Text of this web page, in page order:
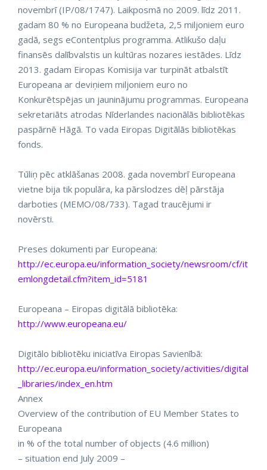
novembrī (IP/08/1747). Laikposmā no 2009. līdz 2011.
gadam 80 % no Europeana budžeta, 2,5 miljoniem euro
gadā, segs eContentplus programma. Atlikušo daļu
finansēs dalībvalstis un kultūras nozares iestādes. Līdz
2013. gadam Eiropas Komisija var turpināt atbalstīt
Europeana ar deviņiem miljoniem euro no
Konkurētspējas un jauninājumu programmas. Europeana
sekretariāts atrodas Nīderlandes nacionālās bibliotēkas
paspārnē Hāgā. To vada Eiropas Digitālās bibliotēkas
fonds.
Tūliņ pēc atklāšanas 2008. gada novembrī Europeana
vietne bija tik populāra, ka pārslodzes dēļ pārstāja
darboties (MEMO/08/733). Tagad traucējumi ir
novērsti.
Preses dokumenti par Europeana:
http://ec.europa.eu/information_society/newsroom/cf/it
emlongdetail.cfm?item_id=5181
Europeana – Eiropas digitālā bibliotēka:
http://www.europeana.eu/
Digitālo bibliotēku iniciatīva Eiropas Savienībā:
http://ec.europa.eu/information_society/activities/digital
_libraries/index_en.htm
Annex
Overview of the contribution of EU Member States to
Europeana
in % of the total number of objects (4.6 million)
– situation end July 2009 –